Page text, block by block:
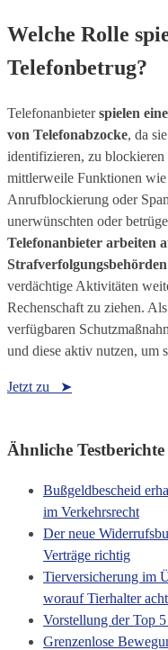
Welche Rolle
Telefonbetrug?
Telefonanbieterspielen
von Telefonabzocke, da
identifizieren, zu
mittlerweile Funktionen
Anrufblockierung oder
unerwünschten oder
Telefonanbieter arbeiten
Strafverfolgungsbehörden
verdächtige Aktivitäten
Rechenschaft zu ziehen.
verfügbaren
und diese aktiv nutzen, um
Jetzt zu ➤
Ähnliche Testberichte
Bußgeldbescheid
im Verkehrsrecht
Der neue
Verträge richtig
Tierversicherung im
worauf Tierhalter
Vorstellung der Top
Grenzenlose